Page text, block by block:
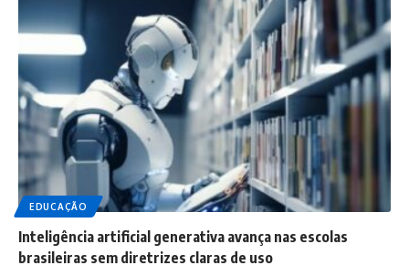
EDUCAÇÃO
Inteligência artificial generativa avança nas escolas
brasileiras sem diretrizes claras de uso